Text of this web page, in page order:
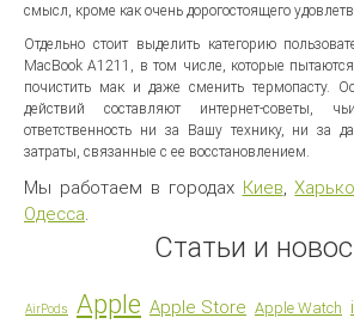
смысл, кроме как очень дорогостоящего
Отдельно стоит выделить категорию
MacBook A1211, в том числе, которые
почистить мак и даже сменить термопасту.
действий составляют интернет-советы,
ответственность ни за Вашу технику, ни за
затраты, связанные с ее восстановлением.
Мы работаем в городах Киев,
Одесса.
Статьи и
AirPods Apple Apple Store Apple Watch